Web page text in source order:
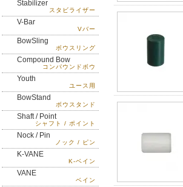
Stabilizer
スタビライザー
V-Bar
Vバー
BowSling
ボウスリング
Compound Bow
コンパウンドボウ
Youth
ユース用
BowStand
ボウスタンド
Shaft / Point
シャフト / ポイント
Nock / Pin
ノック / ピン
K-VANE
K-ベイン
VANE
ベイン